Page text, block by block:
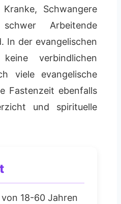
Schwangere
Arbeitende
In der evangelischen
verbindlichen
viele evangelische
Fastenzeit ebenfalls
und spirituelle
18-60 Jahren